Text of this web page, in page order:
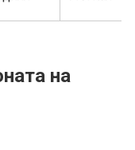
на